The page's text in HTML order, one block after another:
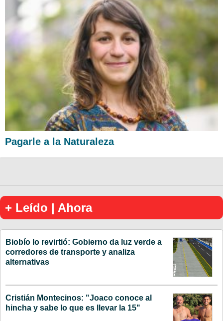
Pagarle a la Naturaleza
+ Leído | Ahora
Biobío lo revirtió: Gobierno da luz verde a
corredores de transporte y analiza
alternativas
Cristián Montecinos: "Joaco conoce al
hincha y sabe lo que es llevar la 15"